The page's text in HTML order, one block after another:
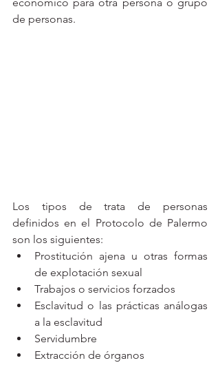
de personas.
Los tipos de trata de personas
definidos en el Protocolo de Palermo
son los siguientes:
Prostitución ajena u otras formas
de explotación sexual
Trabajos o servicios forzados
Esclavitud o las prácticas análogas
a la esclavitud
Servidumbre
Extracción de órganos